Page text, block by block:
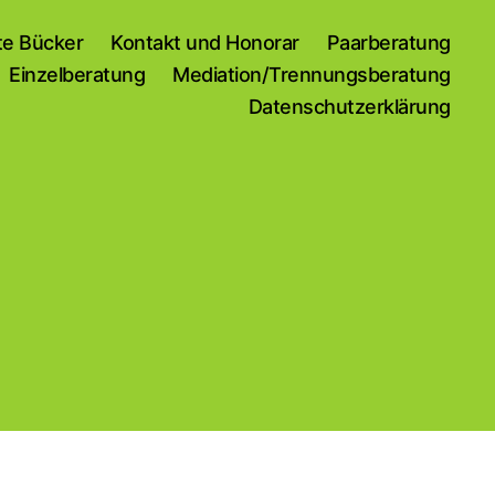
Bücker Kontakt und Honorar
Paarberatung
Einzelberatung
Mediation/Trennungsberatung
Datenschutzerklärung